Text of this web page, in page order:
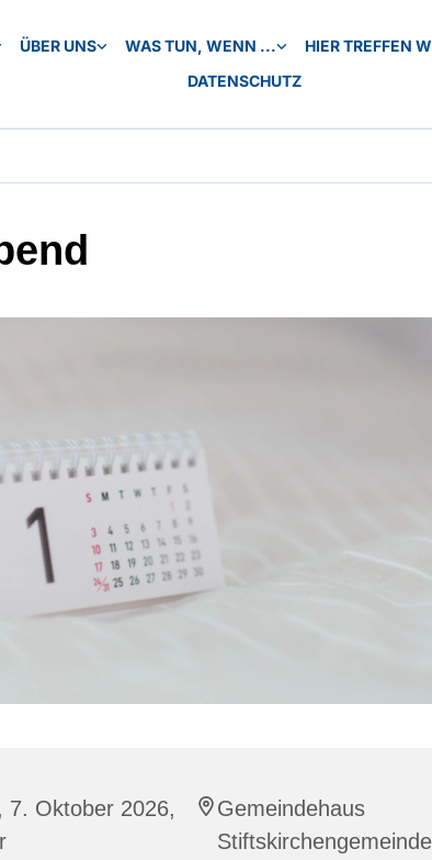
ÜBER UNS WAS TUN, WENN ...
HIER TREFFEN
DATENSCHUTZ
7. Oktober 2026,
Gemeindehaus